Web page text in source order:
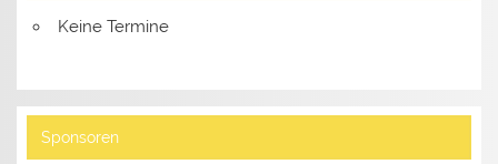
Keine Termine
Sponsoren